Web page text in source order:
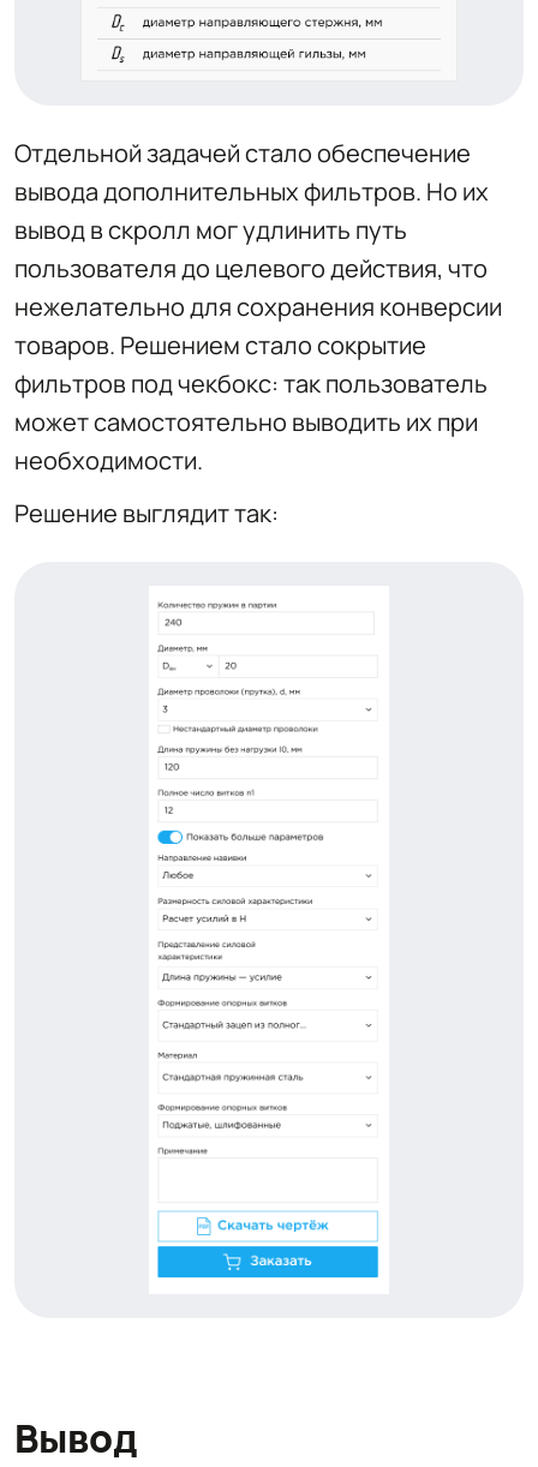
Отдельной задачей стало обеспечение
вывода дополнительных фильтров. Но их
вывод в скролл мог удлинить путь
пользователя до целевого действия, что
нежелательно для сохранения конверсии
товаров. Решением стало сокрытие
фильтров под чекбокс: так пользователь
может самостоятельно выводить их при
необходимости.
Решение выглядит так:
Вывод